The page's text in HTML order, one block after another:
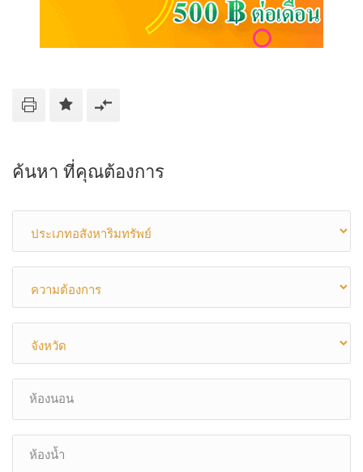
ค้นหา ที่คุณต้องการ